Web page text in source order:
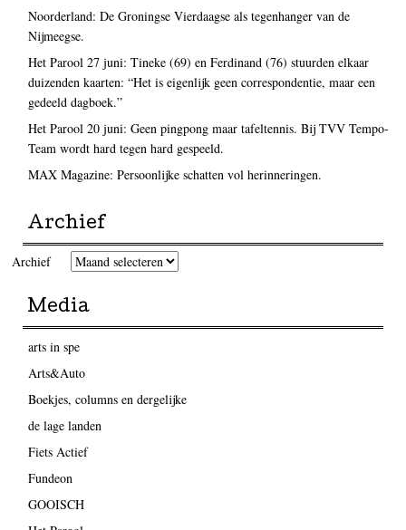
Noorderland: De Groningse Vierdaagse als tegenhanger van de
Nijmeegse.
Het Parool 27 juni: Tineke (69) en Ferdinand (76) stuurden elkaar
duizenden kaarten: “Het is eigenlijk geen correspondentie, maar een
gedeeld dagboek.”
Het Parool 20 juni: Geen pingpong maar tafeltennis. Bij TVV Tempo-
Team wordt hard tegen hard gespeeld.
MAX Magazine: Persoonlijke schatten vol herinneringen.
Archief
Archief
Media
arts in spe
Arts&Auto
Boekjes, columns en dergelijke
de lage landen
Fiets Actief
Fundeon
GOOISCH